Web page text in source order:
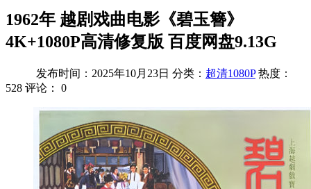
1962年 越剧戏曲电影《碧玉簪》
4K+1080P高清修复版 百度网盘9.13G
发布时间：2025年10月23日 分类： 超清1080P 热度：
528 评论： 0